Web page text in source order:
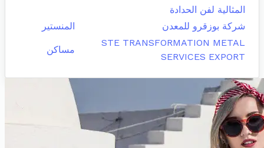
المثالية لفن الحدادة
شركة بوزقرو للمعدن
المنستير
STE TRANSFORMATION METAL
SERVICES EXPORT
مساكن